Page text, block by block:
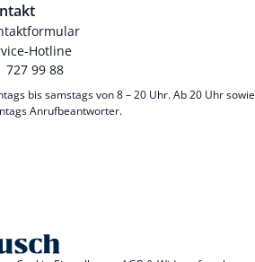
Hotline
727 99 88
bis samstags von 8 – 20 Uhr. Ab 20 Uhr sowie
Anrufbeantworter.